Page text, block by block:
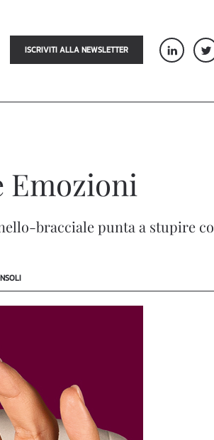
ISCRIVITI ALLA NEWSLETTER
Emozioni
bracciale punta a stupire